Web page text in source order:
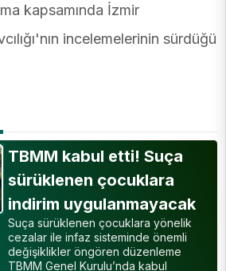
kapsamında İzmir
incelemelerinin sürdüğü
TBMM kabul etti! Suça
sürüklenen çocuklara
indirim uygulanmayacak
Suça sürüklenen çocuklara yönelik
cezalar ile infaz sisteminde önemli
değişiklikler öngören düzenleme
TBMM Genel Kurulu’nda kabul